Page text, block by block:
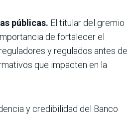
públicas. El titular del gremio
de fortalecer el
y regulados antes de
que impacten en la
y credibilidad del Banco